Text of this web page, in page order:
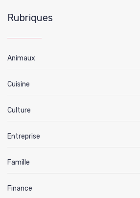
Rubriques
Animaux
Cuisine
Culture
Entreprise
Famille
Finance